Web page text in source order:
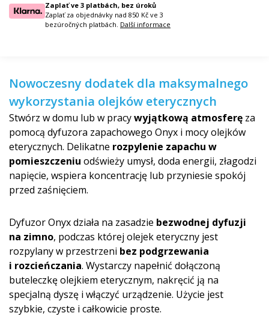
Zaplať ve 3 platbách, bez úroků
Zaplať za objednávky nad 850 Kč ve 3
bezúročných platbách. Další informace
Nowoczesny dodatek dla maksymalnego
wykorzystania olejków eterycznych
Stwórz w domu lub w pracywyjątkową atmosferę za
pomocą dyfuzora zapachowego Onyx i mocy olejków
eterycznych. Delikatne rozpylenie zapachu w
pomieszczeniu odświeży umysł, doda energii, złagodzi
napięcie, wspiera koncentrację lub przyniesie spokój
przed zaśnięciem.
Dyfuzor Onyx działa na zasadzie bezwodnej dyfuzji
na zimno, podczas której olejek eteryczny jest
rozpylany w przestrzeni bez podgrzewania
i rozcieńczania. Wystarczy napełnić dołączoną
buteleczkę olejkiem eterycznym, nakręcić ją na
specjalną dyszę i włączyć urządzenie. Użycie jest
szybkie, czyste i całkowicie proste.